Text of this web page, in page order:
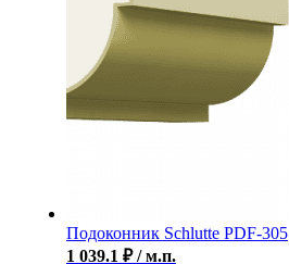
Подоконник Schlutte PDF-305
1 039.1 ₽ / м.п.